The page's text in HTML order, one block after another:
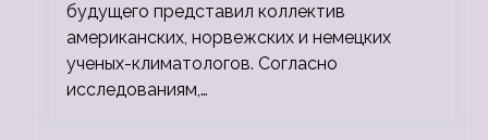
будущего представил коллектив
американских, норвежских и немецких
ученых-климатологов. Согласно
исследованиям,…